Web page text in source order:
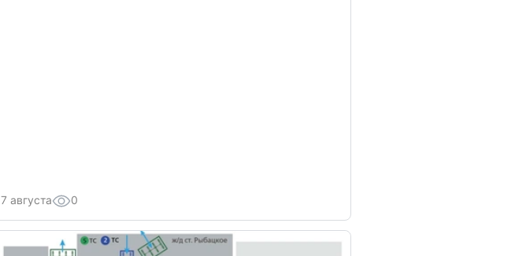
7 августа 0